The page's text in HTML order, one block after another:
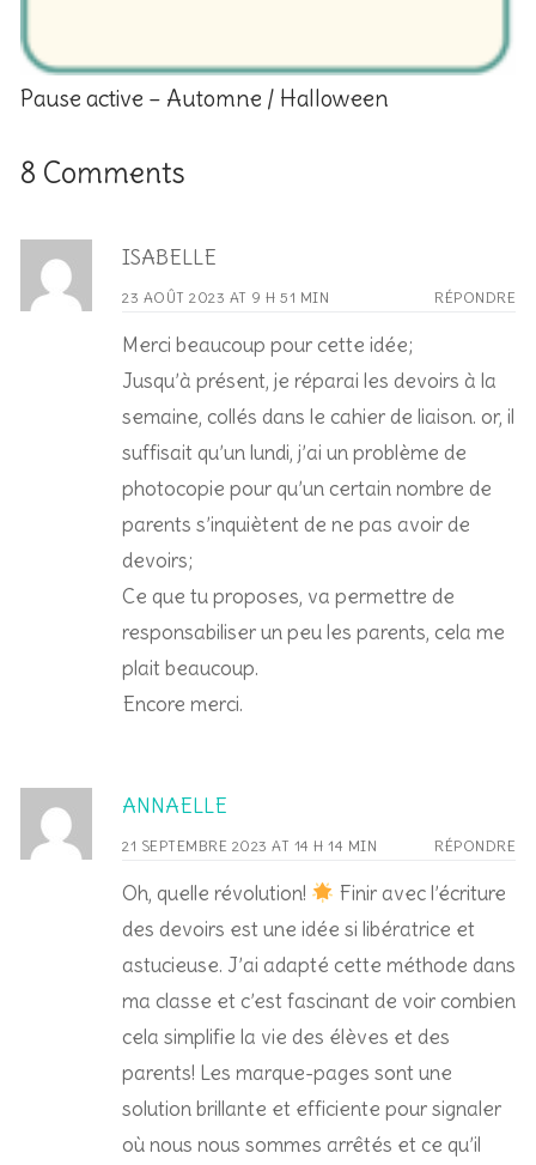
Pause active – Automne / Halloween
8 Comments
ISABELLE
23 AOÛT 2023 AT 9 H 51 MIN RÉPONDRE
Merci beaucoup pour cette idée;
Jusqu’à présent, je réparai les devoirs à la
semaine, collés dans le cahier de liaison. or, il
suffisait qu’un lundi, j’ai un problème de
photocopie pour qu’un certain nombre de
parents s’inquiètent de ne pas avoir de
devoirs;
Ce que tu proposes, va permettre de
responsabiliser un peu les parents, cela me
plait beaucoup.
Encore merci.
ANNAELLE
21 SEPTEMBRE 2023 AT 14 H 14 MIN RÉPONDRE
Oh, quelle révolution!
Finir avec l’écriture
des devoirs est une idée si libératrice et
astucieuse. J’ai adapté cette méthode dans
ma classe et c’est fascinant de voir combien
cela simplifie la vie des élèves et des
parents! Les marque-pages sont une
solution brillante et efficiente pour signaler
où nous nous sommes arrêtés et ce qu’il